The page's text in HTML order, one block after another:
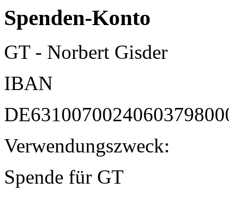
Spenden-Konto
GT - Norbert Gisder
IBAN
Verwendungszweck:
Spende für GT